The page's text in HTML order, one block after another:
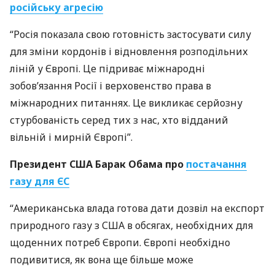
російську агресію
“Росія показала свою готовність застосувати силу
для зміни кордонів і відновлення розподільних
ліній у Європі. Це підриває міжнародні
зобов’язання Росії і верховенство права в
міжнародних питаннях. Це викликає серйозну
стурбованість серед тих з нас, хто відданий
вільній і мирній Європі”.
Президент США Барак Обама про постачання
газу для ЄС
“Американська влада готова дати дозвіл на експорт
природного газу з США в обсягах, необхідних для
щоденних потреб Європи. Європі необхідно
подивитися, як вона ще більше може